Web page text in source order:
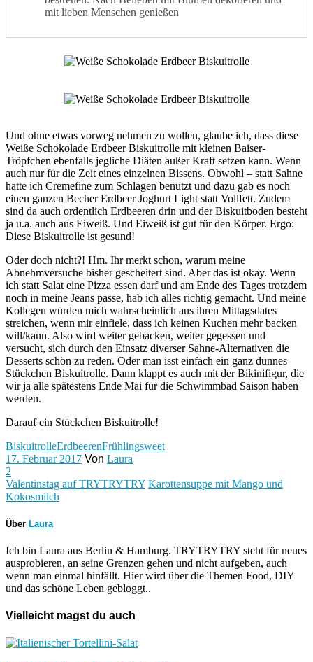
mit lieben Menschen genießen
Und ohne etwas vorweg nehmen zu wollen, glaube ich, dass diese
Weiße Schokolade Erdbeer Biskuitrolle mit kleinen Baiser-
Tröpfchen ebenfalls jegliche Diäten außer Kraft setzen kann. Wenn
auch nur für die Zeit eines einzelnen Bissens. Obwohl – statt Sahne
hatte ich Cremefine zum Schlagen benutzt und dazu gab es noch
einen ganzen Becher Erdbeer Joghurt Light statt Vollfett. Zudem
sind da auch ordentlich Erdbeeren drin und der Biskuitboden besteht
ja u.a. auch aus Eiweiß. Und Eiweiß ist gut für den Körper. Ergo:
Diese Biskuitrolle ist gesund!
Oder doch nicht?! Hm. Ihr merkt schon, warum meine
Abnehmversuche bisher gescheitert sind. Aber das ist okay. Wenn
ich statt Salat eine Pizza essen darf und am Ende des Tages trotzdem
noch in meine Jeans passe, hab ich alles richtig gemacht. Und meine
Kollegen würden mich wahrscheinlich aus ihren Mittagsdates
streichen, wenn mir einfiele, dass ich keinen Kuchen mehr backen
will/kann. Also wird weiter gebacken, weiter gegessen und
versucht, sich durch den Einsatz diverser Sahne-Alternativen die
Desserts schön zu reden. Oder man isst einfach ein ganz dünnes
Stückchen Biskuitrolle. Dann klappt es auch mit der Bikinifigur, die
wir ja alle spätestens Ende Mai für die Schwimmbad Saison haben
werden.
Darauf ein Stückchen Biskuitrolle!
BiskuitrolleErdbeerenFrühlingsweet
17. Februar 2017 Von Laura
2
Valentinstag auf TRYTRYTRY Karottensuppe mit Mango und
Kokosmilch
Über Laura
Ich bin Laura aus Berlin & Hamburg. TRYTRYTRY steht für neues
ausprobieren, an seine Grenzen gehen und nicht aufgeben, auch
wenn man einmal hinfällt. Hier wird über die Themen Food, DIY
und das schöne Leben gebloggt..
Vielleicht magst du auch